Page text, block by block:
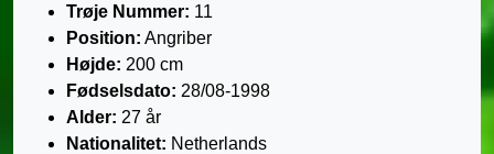
Trøje Nummer: 11
Position: Angriber
Højde: 200 cm
Fødselsdato: 28/08-1998
Alder: 27 år
Nationalitet: Netherlands